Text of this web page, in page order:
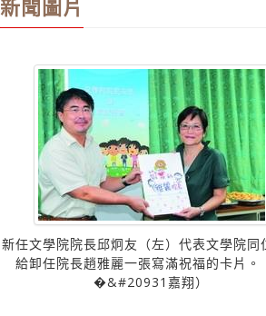
新聞圖片
新任文學院院長邱炯友（左）代表文學院同
給卸任院長趙雅麗一張寫滿祝福的卡片。
�&#20931嘉翔）